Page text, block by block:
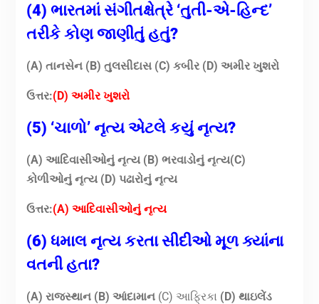
(4) ભારતમાં સંગીતક્ષેત્રે ‘તુતી-એ-હિન્દ’
તરીકે કોણ જાણીતું હતું?
(A) તાનસેન (B) તુલસીદાસ (C) કબીર (D) અમીર ખુશરો
ઉત્તર:(D) અમીર ખુશરો
(5) ‘ચાળો’ નૃત્ય એટલે કયું નૃત્ય?
(A) આદિવાસીઓનું નૃત્ય (B) ભરવાડોનું નૃત્ય(C)
કોળીઓનું નૃત્ય (D) પઢારોનું નૃત્ય
ઉત્તર:(A) આદિવાસીઓનું નૃત્ય
(6) ધમાલ નૃત્ય કરતા સીદીઓ મૂળ ક્યાંના
વતની હતા?
(A) રાજસ્થાન (B) આંદામાન (C) આફ્રિકા (D) થાઇલેંડ